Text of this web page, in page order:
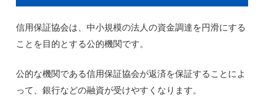
信用保証協会は、中小規模の法人の資金調達を円滑にする
ことを目的とする公的機関です。
公的な機関である信用保証協会が返済を保証することによ
って、銀行などの融資が受けやすくなります。